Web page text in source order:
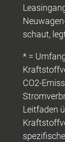
schaut,
* =
CO2-
Leitfaden